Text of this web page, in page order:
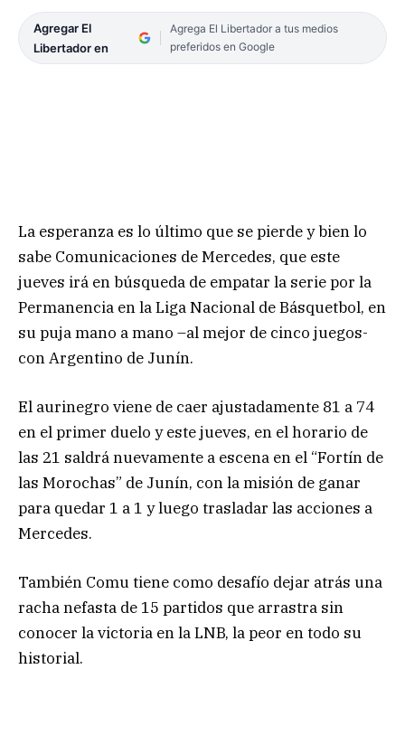
Agregar El
Libertador en
Agrega El Libertador a tus medios
preferidos en Google
La esperanza es lo último que se pierde y bien lo
sabe Comunicaciones de Mercedes, que este
jueves irá en búsqueda de empatar la serie por la
Permanencia en la Liga Nacional de Básquetbol, en
su puja mano a mano –al mejor de cinco juegos-
con Argentino de Junín.
El aurinegro viene de caer ajustadamente 81 a 74
en el primer duelo y este jueves, en el horario de
las 21 saldrá nuevamente a escena en el “Fortín de
las Morochas” de Junín, con la misión de ganar
para quedar 1 a 1 y luego trasladar las acciones a
Mercedes.
También Comu tiene como desafío dejar atrás una
racha nefasta de 15 partidos que arrastra sin
conocer la victoria en la LNB, la peor en todo su
historial.